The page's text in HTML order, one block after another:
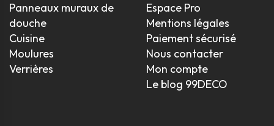
Panneaux muraux de
douche
Cuisine
Moulures
Verrières
Espace Pro
Mentions légales
Paiement sécurisé
Nous contacter
Mon compte
Le blog 99DECO